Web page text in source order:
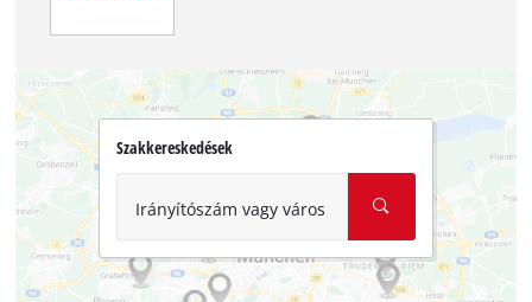
Szakkereskedések
Irányítószám vagy város